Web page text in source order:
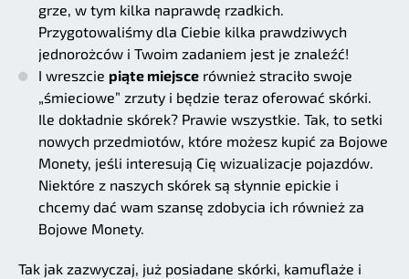
grze, w tym kilka naprawdę rzadkich.
Przygotowaliśmy dla Ciebie kilka prawdziwych
jednorożców i Twoim zadaniem jest je znaleźć!
I wreszcie piąte miejsce również straciło swoje
„śmieciowe” zrzuty i będzie teraz oferować skórki.
Ile dokładnie skórek? Prawie wszystkie. Tak, to setki
nowych przedmiotów, które możesz kupić za Bojowe
Monety, jeśli interesują Cię wizualizacje pojazdów.
Niektóre z naszych skórek są słynnie epickie i
chcemy dać wam szansę zdobycia ich również za
Bojowe Monety.
Tak jak zazwyczaj, już posiadane skórki, kamuflaże i